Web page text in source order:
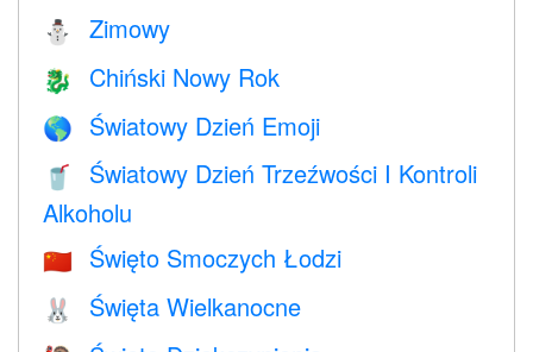
⛄ Zimowy
🐉 Chiński Nowy Rok
🌎 Światowy Dzień Emoji
🥤
Światowy Dzień Trzeźwości I Kontroli
Alkoholu
🇨🇳 Święto Smoczych Łodzi
🐰 Święta Wielkanocne